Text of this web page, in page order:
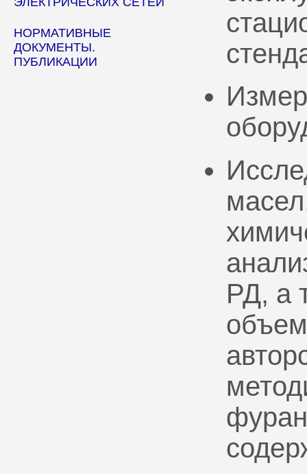
НОРМАТИВНЫЕ
ДОКУМЕНТЫ.
ПУБЛИКАЦИИ
РД, а